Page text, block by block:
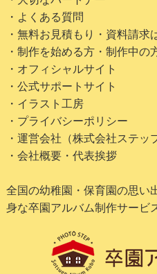
・よくある質問
・無料お見積もり・資料請求
・制作を始める方・制作中の
・オフィシャルサイト
・公式サポートサイト
・イラスト工房
・プライバシーポリシー
・運営会社（株式会社ステッ
・会社概要・代表挨拶
全国の幼稚園・保育園の思い
身な卒園アルバム制作サービ